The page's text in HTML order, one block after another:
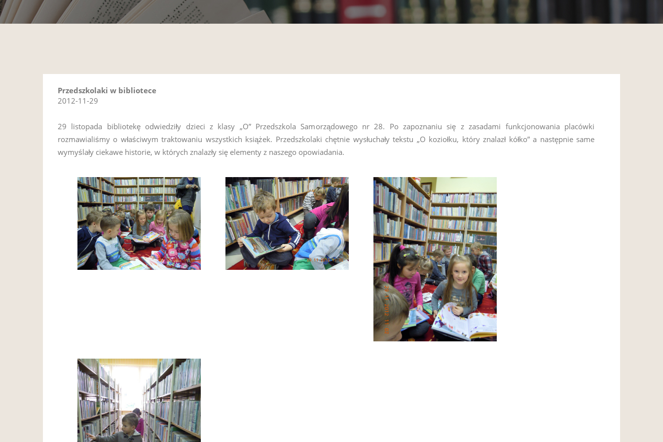
Przedszkolaki w bibliotece
2012-11-29
29 listopada bibliotekę odwiedziły dzieci z klasy „O” Przedszkola Samorządowego nr 28. Po zapoznaniu się z zasadami funkcjonowania placówki
rozmawialiśmy o właściwym traktowaniu wszystkich książek. Przedszkolaki chętnie wysłuchały tekstu „O koziołku, który znalazł kółko” a następnie same
wymyślały ciekawe historie, w których znalazły się elementy z naszego opowiadania.